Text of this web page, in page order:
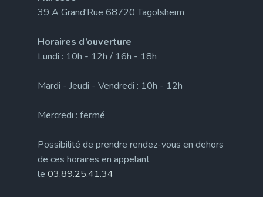
39 A Grand'Rue 68720 Tagolsheim
Horaires d’ouverture
Lundi : 10h - 12h / 16h - 18h
Mardi - Jeudi - Vendredi : 10h - 12h
Mercredi : fermé
Possibilité de prendre rendez-vous en dehors
de ces horaires en appelant
le 03.89.25.41.34